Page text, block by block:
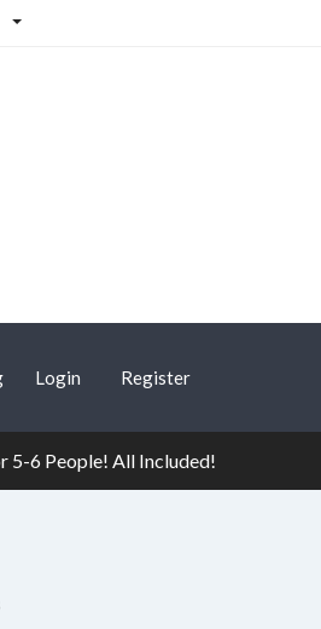
Login Register
5-6 People! All Included!